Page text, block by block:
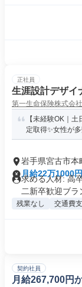
正社員
生涯設計デザイ
第一生命保険株式会社
【未経験OK｜
定取得✨女性が
岩手県宮古市本
月給22万1000
求める人材: 高
二新卒歓迎ブラ
残業なし 交通費
契約社員
月給267,700円